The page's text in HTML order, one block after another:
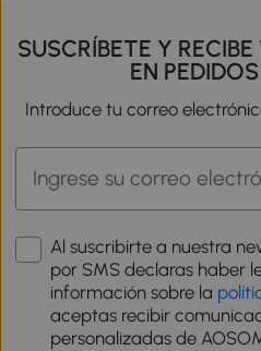
SUSCRÍBETE Y
EN
Introduce tu correo
Al suscribirte a nuestra
por SMS declaras haber
información sobre la
aceptas recibir
personalizadas de